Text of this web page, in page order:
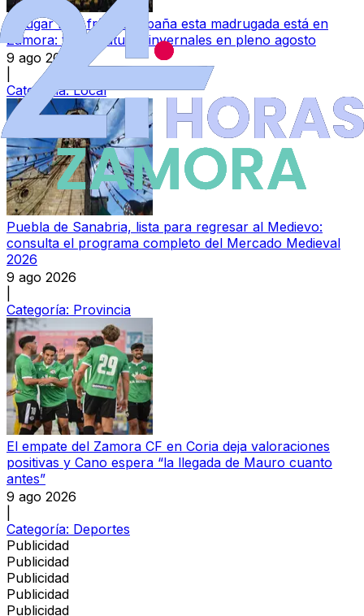
El lugar más frío de España esta madrugada está en
Zamora: temperaturas invernales en pleno agosto
9 ago 2026
Categoría:Local
Puebla de Sanabria, lista para regresar al Medievo:
consulta el programa completo del Mercado Medieval
2026
9 ago 2026
Categoría: Provincia
El empate del Zamora CF en Coria deja valoraciones
positivas y Cano espera “la llegada de Mauro cuanto
antes”
9 ago 2026
Categoría: Deportes
Publicidad
Publicidad
Publicidad
Publicidad
Publicidad